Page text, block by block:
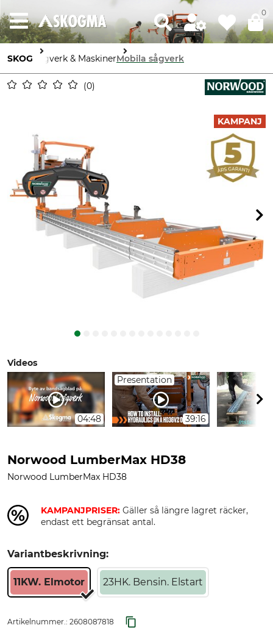
0
SKOG Sågverk & MaskinerMobila sågverk
0
Videos
04:48
Presentation
39:16
KAMPANJ
Norwood LumberMax HD38
Norwood LumberMax HD38
KAMPANJPRISER: Gäller så längre lagret räcker,
endast ett begränsat antal.
Variantbeskrivning:
11KW. Elmotor 23HK. Bensin. Elstart
Artikelnummer.: 2608087818